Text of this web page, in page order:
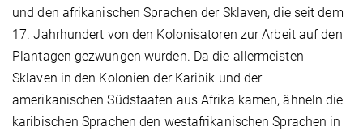
und den afrikanischen Sprachen der Sklaven, die seit dem
17. Jahrhundert von den Kolonisatoren zur Arbeit auf den
Plantagen gezwungen wurden. Da die allermeisten
Sklaven in den Kolonien der Karibik und der
amerikanischen Südstaaten aus Afrika kamen, ähneln die
karibischen Sprachen den westafrikanischen Sprachen in